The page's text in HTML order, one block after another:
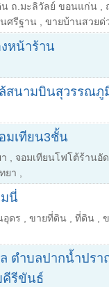
ถ.มะลิวัลย์ ขอนแก่น
ศรีฐาน ขายบ้านสวย
หน้าร้าน
สนามบินสุวรรณภู
มเทียน3ชั้น
จอมเทียนโฟโต้ร้านอั
ยา
นี่
ดร ขายที่ดิน ที่ดิน
ตำบลปากน้ำปรา
คีรีขันธ์